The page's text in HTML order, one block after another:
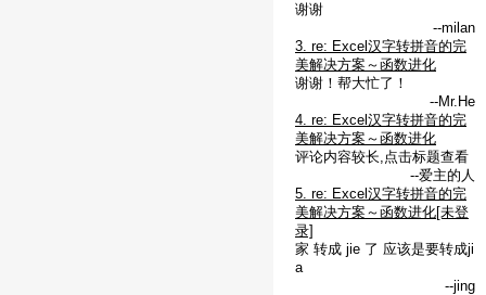
谢谢
--milan
3. re: Excel汉字转拼音的完
美解决方案～函数进化
谢谢！帮大忙了！
--Mr.He
4. re: Excel汉字转拼音的完
美解决方案～函数进化
评论内容较长,点击标题查看
--爱主的人
5. re: Excel汉字转拼音的完
美解决方案～函数进化[未登
录]
家 转成 jie 了 应该是要转成ji
a
--jing